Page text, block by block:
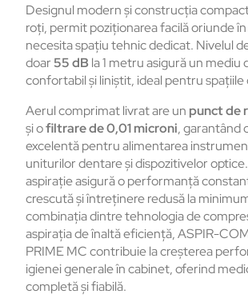
Designul modern și construcția
roți, permit poziționarea facilă oriunde
necesita spațiu tehnic dedicat. Nivelul
doar55 dBla 1 metru asigură un mediu
confortabil și liniștit, ideal pentru spațiile
Aerul comprimat livrat are un punct de
și ofiltrare de 0,01 microni, garantând
excelentă pentru alimentarea
uniturilor dentare și dispozitivelor
aspirație asigură o performanță
crescută și întreținere redusă la
combinația dintre tehnologia de
aspirația de înaltă eficiență, ASPIR-
PRIME MC contribuie la creșterea
igienei generale în cabinet, oferind
completă și fiabilă.